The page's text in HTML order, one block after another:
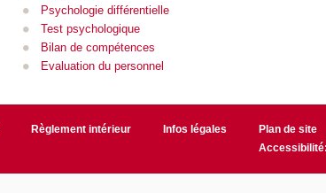
Psychologie différentielle
Test psychologique
Bilan de compétences
Evaluation du personnel
Règlement intérieur Infos légales Plan de site